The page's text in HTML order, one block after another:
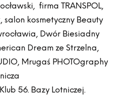
firma TRANSPOL,
kosmetyczny Beauty
Dwór Biesiadny
Dream ze Strzelna,
Mrugaś PHOTOgraphy
56. Bazy Lotniczej.